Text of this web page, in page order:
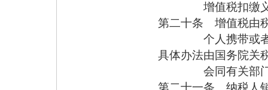
增值税扣缴义务
第二十条 增值税由
个人携带或者邮
具体办法由国务院关
会同有关部门
第二十一条 纳税人